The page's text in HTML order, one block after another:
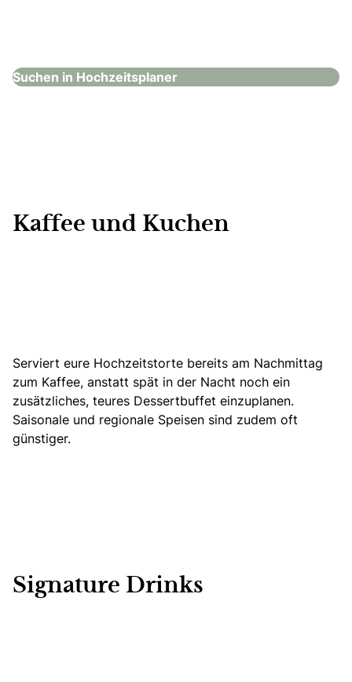
Suchen in Hochzeitsplaner
Kaffee und Kuchen
Serviert eure Hochzeitstorte bereits am Nachmittag
zum Kaffee, anstatt spät in der Nacht noch ein
zusätzliches, teures Dessertbuffet einzuplanen.
Saisonale und regionale Speisen sind zudem oft
günstiger.
Signature Drinks